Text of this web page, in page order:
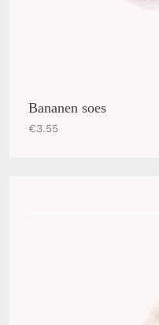
Bananen soes
€3.55